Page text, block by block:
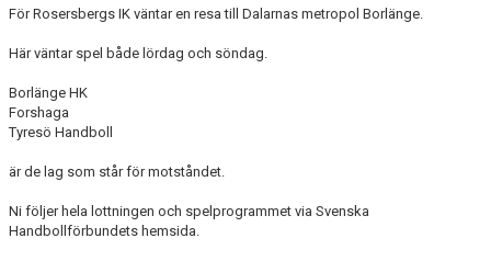
TRUPPEN
SERIER & RESULTAT
KONTAKT
BILDGALLERI
För Rosersbergs IK väntar en resa till Dalarnas metropol Borlänge.
Här väntar spel både lördag och söndag.
Borlänge HK
Forshaga
Tyresö Handboll
är de lag som står för motståndet.
Ni följer hela lottningen och spelprogrammet via Svenska
Handbollförbundets hemsida.